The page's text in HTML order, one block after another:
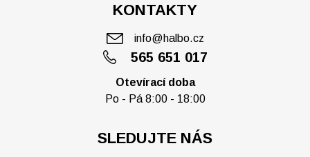
KONTAKTY
565 651 017
info@halbo.cz
Otevírací doba
Po - Pá 8:00 - 18:00
SLEDUJTE NÁS